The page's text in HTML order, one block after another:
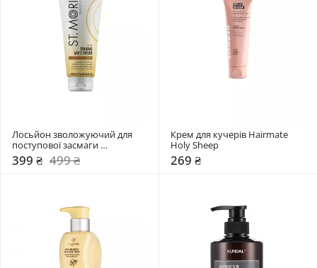
Лосьйон зволожуючий для
поступової засмаги
Professional Tanning
Moisturiser St.Moriz
399 ₴ 499 ₴
Крем для кучерів Hairmate
Holy Sheep
269 ₴